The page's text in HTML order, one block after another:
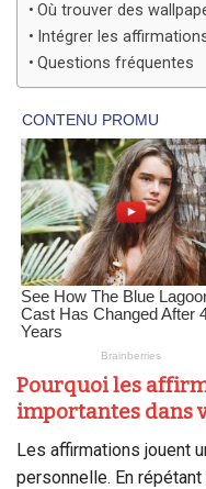
Où trouver des
Intégrer les
Questions fréquentes
Pourquoi les
importantes dans
Les affirmations jouent
personnelle. En